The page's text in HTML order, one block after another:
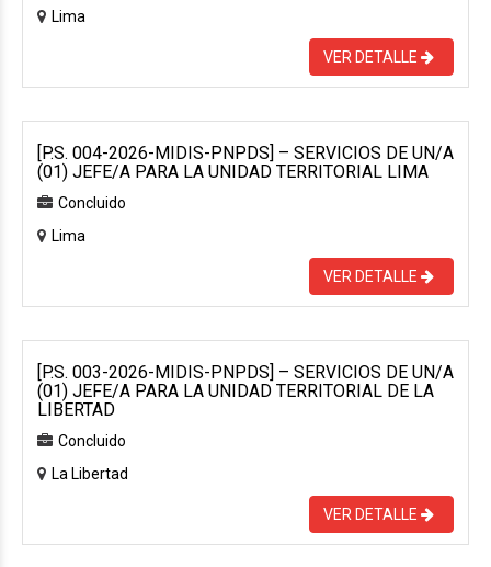
Lima
VER DETALLE
[P.S. 004-2026-MIDIS-PNPDS] – SERVICIOS DE UN/A
(01) JEFE/A PARA LA UNIDAD TERRITORIAL LIMA
Concluido
Lima
VER DETALLE
[P.S. 003-2026-MIDIS-PNPDS] – SERVICIOS DE UN/A
(01) JEFE/A PARA LA UNIDAD TERRITORIAL DE LA
LIBERTAD
Concluido
La Libertad
VER DETALLE